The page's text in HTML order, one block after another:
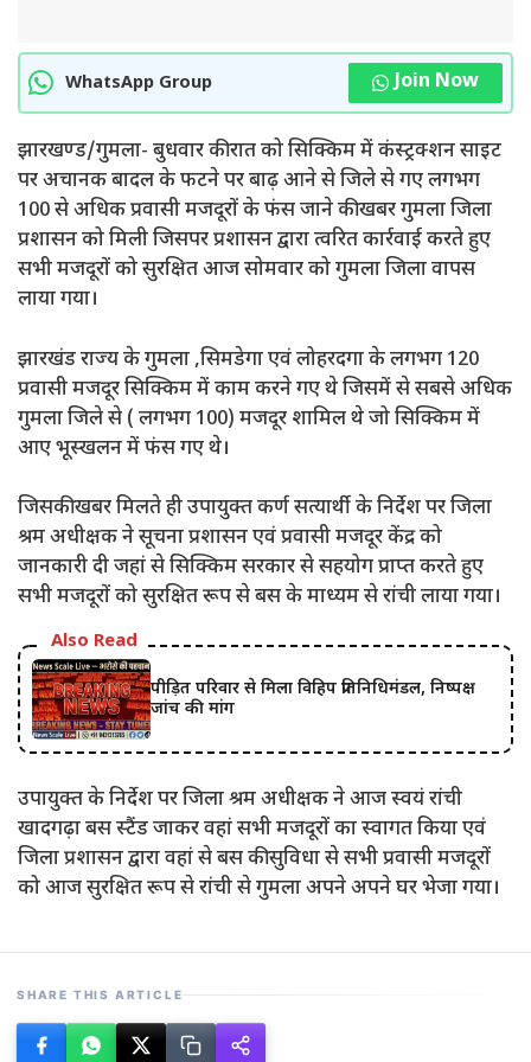
WhatsApp Group Join Now
झारखण्ड/गुमला- बुधवार की रात को सिक्किम में कंस्ट्रक्शन साइट
पर अचानक बादल के फटने पर बाढ़ आने से जिले से गए लगभग
100 से अधिक प्रवासी मजदूरों के फंस जाने की खबर गुमला जिला
प्रशासन को मिली जिसपर प्रशासन द्वारा त्वरित कार्रवाई करते हुए
सभी मजदूरों को सुरक्षित आज सोमवार को गुमला जिला वापस
लाया गया।
झारखंड राज्य के गुमला ,सिमडेगा एवं लोहरदगा के लगभग 120
प्रवासी मजदूर सिक्किम में काम करने गए थे जिसमें से सबसे अधिक
गुमला जिले से ( लगभग 100) मजदूर शामिल थे जो सिक्किम में
आए भूस्खलन में फंस गए थे।
जिसकी खबर मिलते ही उपायुक्त कर्ण सत्यार्थी के निर्देश पर जिला
श्रम अधीक्षक ने सूचना प्रशासन एवं प्रवासी मजदूर केंद्र को
जानकारी दी जहां से सिक्किम सरकार से सहयोग प्राप्त करते हुए
सभी मजदूरों को सुरक्षित रूप से बस के माध्यम से रांची लाया गया।
Also Read
पीड़ित परिवार से मिला विहिप प्रतिनिधिमंडल, निष्पक्ष
जांच की मांग
उपायुक्त के निर्देश पर जिला श्रम अधीक्षक ने आज स्वयं रांची
खादगढ़ा बस स्टैंड जाकर वहां सभी मजदूरों का स्वागत किया एवं
जिला प्रशासन द्वारा वहां से बस की सुविधा से सभी प्रवासी मजदूरों
को आज सुरक्षित रूप से रांची से गुमला अपने अपने घर भेजा गया।
SHARE THIS ARTICLE